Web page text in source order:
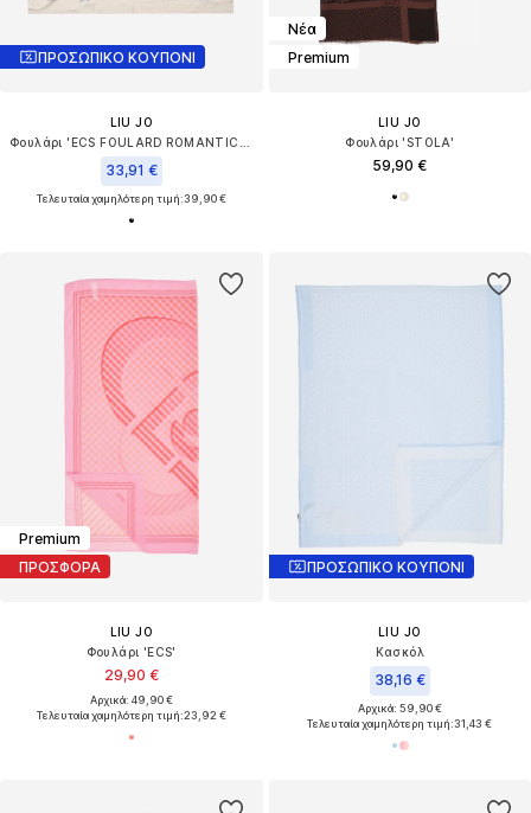
ΠΡΟΣΩΠΙΚΟ ΚΟΥΠΟΝΙ
LIU JO
33,91 €
Τελευταία χαμηλότερη τιμή:39,90 €
Νέα
Premium
LIU JO
Φουλάρι 'STOLA'
59,90 €
Premium
ΠΡΟΣΦΟΡΑ
LIU JO
Φουλάρι 'ECS'
29,90 €
Αρχικά: 49,90 €
Τελευταία χαμηλότερη τιμή:23,92 €
ΠΡΟΣΩΠΙΚΟ ΚΟΥΠΟΝΙ
LIU JO
Κασκόλ
38,16 €
Αρχικά: 59,90 €
Τελευταία χαμηλότερη τιμή:31,43 €